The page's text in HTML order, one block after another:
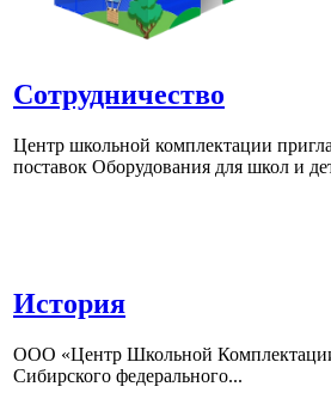
Сотрудничество
Центр школьной комплектации
поставок Оборудования для школ и
История
ООО «Центр Школьной
Сибирского федерального...